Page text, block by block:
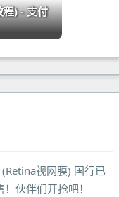
程) - 支付
视网膜) 国行已
伙伴们开抢吧！